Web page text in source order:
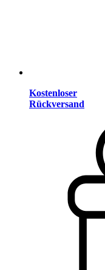
Kostenloser
Rückversand